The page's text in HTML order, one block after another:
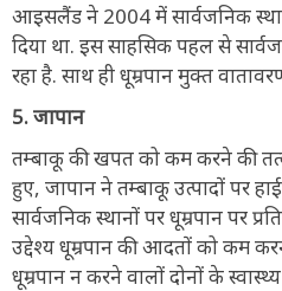
आइसलैंड ने 2004 में सार्वजनिक
दिया था. इस साहसिक पहल से
रहा है. साथ ही धूम्रपान मुक्त
5. जापान
तम्बाकू की खपत को कम करने की
हुए, जापान ने तम्बाकू उत्पादों पर
सार्वजनिक स्थानों पर धूम्रपान पर
उद्देश्य धूम्रपान की आदतों को कम
धूम्रपान न करने वालों दोनों के